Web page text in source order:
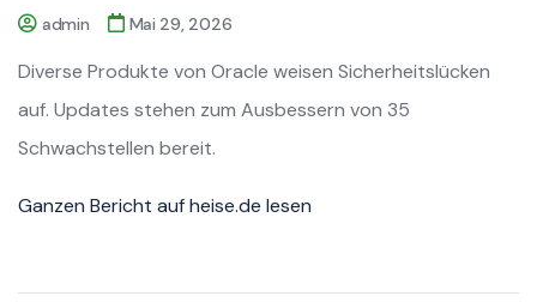
admin Mai 29, 2026
Diverse Produkte von Oracle weisen Sicherheitslücken
auf. Updates stehen zum Ausbessern von 35
Schwachstellen bereit.
Ganzen Bericht auf heise.de lesen